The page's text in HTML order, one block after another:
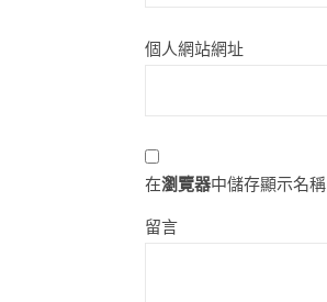
個人網站網址
在瀏覽器中儲存顯示名
留言